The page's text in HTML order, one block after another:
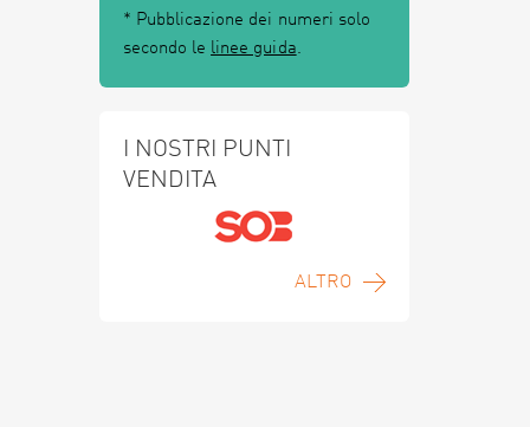
* Pubblicazione dei numeri solo
secondo le linee guida.
I NOSTRI PUNTI
VENDITA
ALTRO